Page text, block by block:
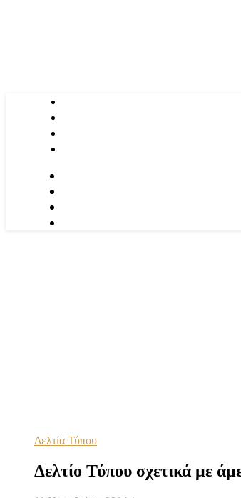
Δελτία Τύπου
Δελτίο Τύπου σχετικά με